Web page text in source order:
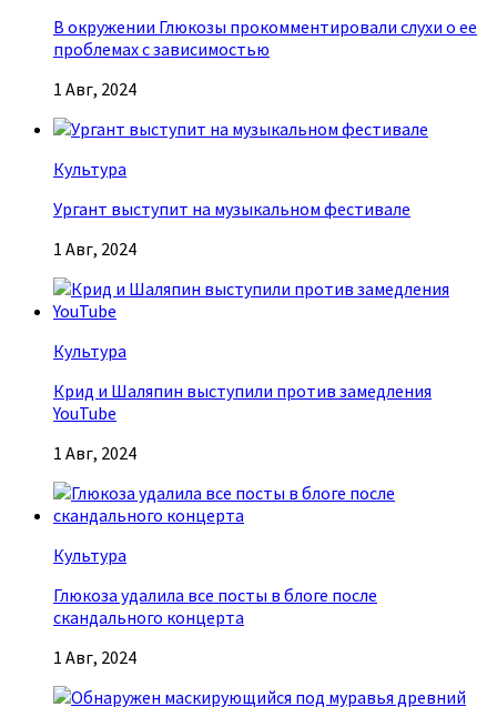
В окружении Глюкозы прокомментировали слухи о ее
проблемах с зависимостью
1 Авг, 2024
Культура
Ургант выступит на музыкальном фестивале
1 Авг, 2024
Культура
Крид и Шаляпин выступили против замедления
YouTube
1 Авг, 2024
Культура
Глюкоза удалила все посты в блоге после
скандального концерта
1 Авг, 2024